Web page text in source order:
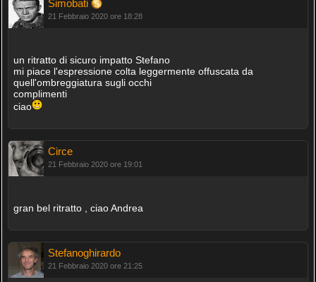
Simobati
21 Febbraio 2020 ore 18:28
un ritratto di sicuro impatto Stefano
mi piace l'espressione colta leggermente offuscata da
quell'ombreggiatura sugli occhi
complimenti
ciao
Circe
21 Febbraio 2020 ore 19:01
gran bel ritratto , ciao Andrea
Stefanoghirardo
21 Febbraio 2020 ore 21:25